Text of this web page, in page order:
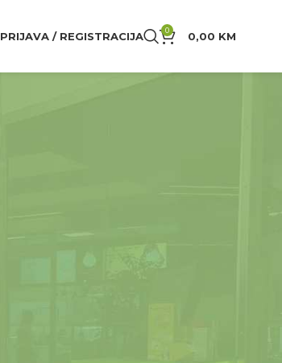
PRIJAVA / REGISTRACIJA 0 0,00 KM